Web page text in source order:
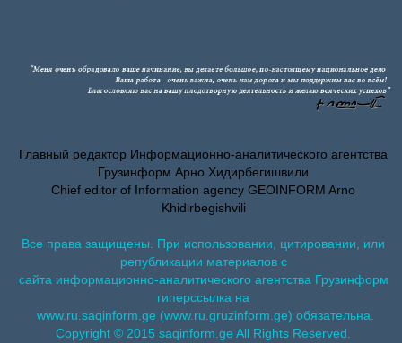
Главный редактор Информационно-аналитического агентства
Грузинформ Арно Хидирбегишвили
Chief editor of Information agency GEOINFORM Arno
Khidirbegishvili
Все права защищены. При использовании, цитировании, или
републикации материалов с
сайта информационно-аналитического агентства Грузинформ
гиперссылка на
www.ru.saqinform.ge (www.ru.gruzinform.ge) обязательна.
Copyright © 2015 saqinform.ge All Rights Reserved.